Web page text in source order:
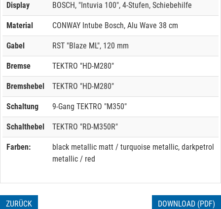
Display BOSCH, "Intuvia 100", 4-Stufen, Schiebehilfe
Material CONWAY Intube Bosch, Alu Wave 38 cm
Gabel RST "Blaze ML", 120 mm
Bremse TEKTRO "HD-M280"
Bremshebel TEKTRO "HD-M280"
Schaltung 9-Gang TEKTRO "M350"
Schalthebel TEKTRO "RD-M350R"
Farben:
black metallic matt / turquoise metallic, darkpetrol
metallic / red
ZURÜCK DOWNLOAD (PDF)